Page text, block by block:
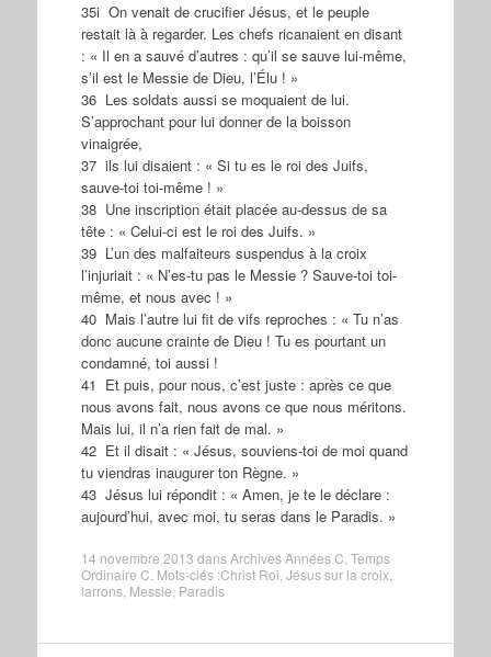
35i On venait de crucifier Jésus, et le peuple
restait là à regarder. Les chefs ricanaient en disant
: « Il en a sauvé d’autres : qu’il se sauve lui-même,
s’il est le Messie de Dieu, l’Élu ! »
36 Les soldats aussi se moquaient de lui.
S’approchant pour lui donner de la boisson
vinaigrée,
37 ils lui disaient : « Si tu es le roi des Juifs,
sauve-toi toi-même ! »
38 Une inscription était placée au-dessus de sa
tête : « Celui-ci est le roi des Juifs. »
39 L’un des malfaiteurs suspendus à la croix
l’injuriait : « N’es-tu pas le Messie ? Sauve-toi toi-
même, et nous avec ! »
40 Mais l’autre lui fit de vifs reproches : « Tu n’as
donc aucune crainte de Dieu ! Tu es pourtant un
condamné, toi aussi !
41 Et puis, pour nous, c’est juste : après ce que
nous avons fait, nous avons ce que nous méritons.
Mais lui, il n’a rien fait de mal. »
42 Et il disait : « Jésus, souviens-toi de moi quand
tu viendras inaugurer ton Règne. »
43 Jésus lui répondit : « Amen, je te le déclare :
aujourd’hui, avec moi, tu seras dans le Paradis. »
14 novembre 2013 dansArchives Années C Temps
Ordinaire C . Mots-clés :Christ Roi Jésus sur la croix,
larrons, Messie Paradis